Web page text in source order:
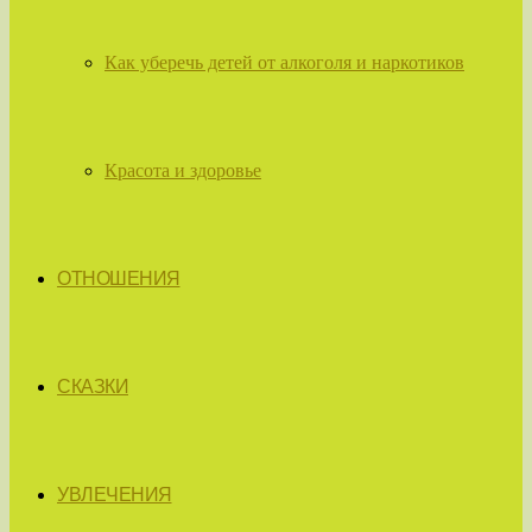
Как уберечь детей от алкоголя и наркотиков
Красота и здоровье
ОТНОШЕНИЯ
СКАЗКИ
УВЛЕЧЕНИЯ